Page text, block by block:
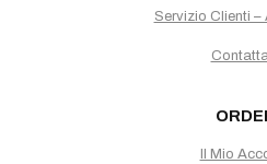
Servizio Clienti –
Il Mio